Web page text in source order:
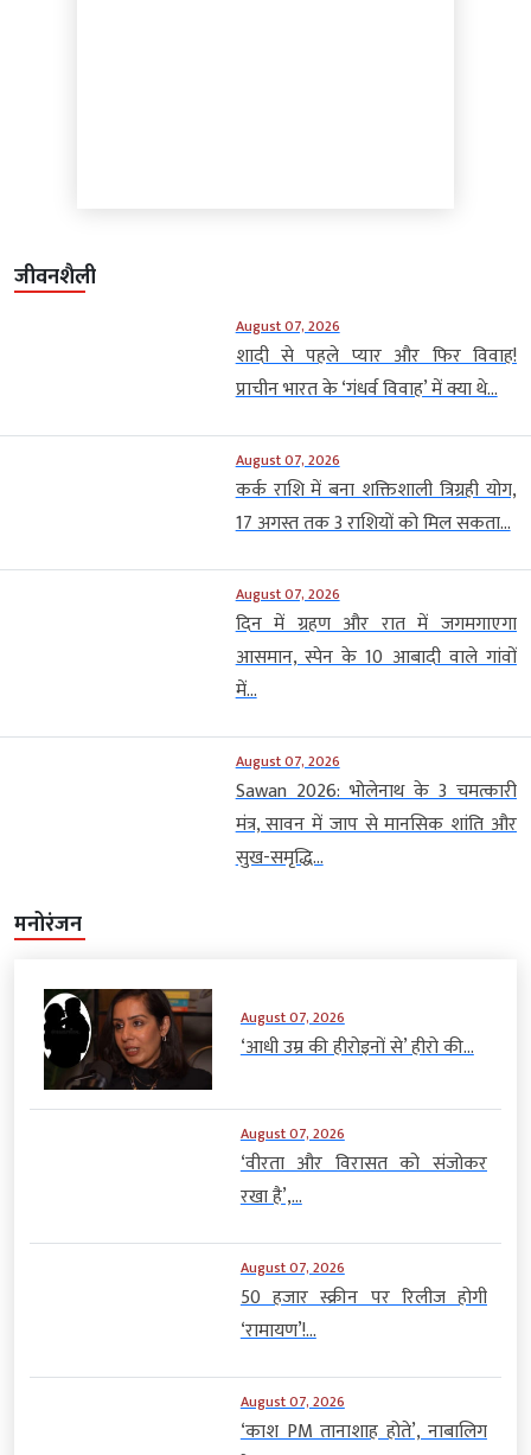
जीवनशैली
August 07, 2026
शादी से पहले प्यार और फिर विवाह!
प्राचीन भारत के ‘गंधर्व विवाह’ में क्या थे...
August 07, 2026
कर्क राशि में बना शक्तिशाली त्रिग्रही योग,
17 अगस्त तक 3 राशियों को मिल सकता...
August 07, 2026
दिन में ग्रहण और रात में जगमगाएगा
आसमान, स्पेन के 10 आबादी वाले गांवों
में...
August 07, 2026
Sawan 2026: भोलेनाथ के 3 चमत्कारी
मंत्र, सावन में जाप से मानसिक शांति और
सुख-समृद्धि...
मनोरंजन
August 07, 2026
‘आधी उम्र की हीरोइनों से’ हीरो की...
August 07, 2026
‘वीरता और विरासत को संजोकर
रखा है’,...
August 07, 2026
50 हजार स्क्रीन पर रिलीज होगी
‘रामायण’!...
August 07, 2026
‘काश PM तानाशाह होते’, नाबालिग